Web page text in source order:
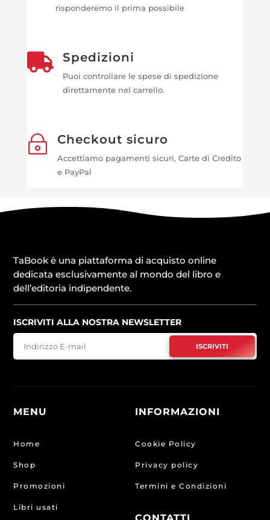
risponderemo il prima possibile
 Spedizioni
Puoi controllare le spese di spedizione
direttamente nel carrello.
~ Checkout sicuro
Accettiamo pagamenti sicuri, Carte di Credito
e PayPal
TaBook è una piattaforma di acquisto online
dedicata esclusivamente al mondo del libro e
dell’editoria indipendente.
ISCRIVITI ALLA NOSTRA NEWSLETTER
ISCRIVITI
MENU
Home
Shop
Promozioni
Libri usati
INFORMAZIONI
Cookie Policy
Privacy policy
Termini e Condizioni